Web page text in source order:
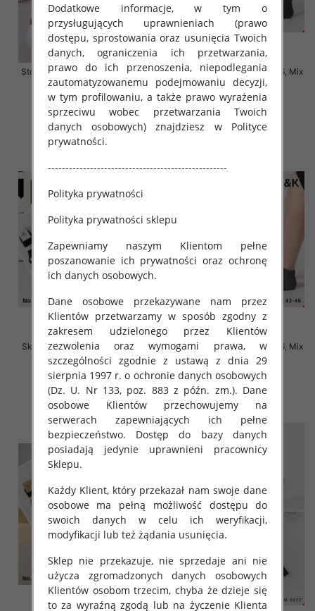
Stopki męskie Roz 39-46, 1 kolor
Paczka 40 szt
2.80 zł
szczegóły
Skarpety męskie Roz 40-46, Mix
kolor Paczka 40 szt
2.20 zł
szczegóły
Skarpety męskie Roz 40-46, Mix
kolor Paczka 40 szt
2.20 zł
szczegóły
Skarpety męskie Roz 40-46, Mix
kolor Paczka 40 szt
2.20 zł
szczegóły
Dodatkowe informacje, w tym o
przysługujących uprawnieniach (prawo
dostępu, sprostowania oraz usunięcia Twoich
danych, ograniczenia ich przetwarzania,
prawo do ich przenoszenia, niepodlegania
zautomatyzowanemu podejmowaniu decyzji,
w tym profilowaniu, a także prawo wyrażenia
sprzeciwu wobec przetwarzania Twoich
danych osobowych) znajdziesz w Polityce
prywatności.
---------------------------------------------------
Polityka prywatności
Polityka prywatności sklepu
Zapewniamy naszym Klientom pełne
poszanowanie ich prywatności oraz ochronę
ich danych osobowych.
Dane osobowe przekazywane nam przez
Klientów przetwarzamy w sposób zgodny z
zakresem udzielonego przez Klientów
zezwolenia oraz wymogami prawa, w
szczególności zgodnie z ustawą z dnia 29
sierpnia 1997 r. o ochronie danych osobowych
(Dz. U. Nr 133, poz. 883 z późn. zm.). Dane
osobowe Klientów przechowujemy na
serwerach zapewniających ich pełne
bezpieczeństwo. Dostęp do bazy danych
posiadają jedynie uprawnieni pracownicy
Sklepu.
Każdy Klient, który przekazał nam swoje dane
osobowe ma pełną możliwość dostępu do
swoich danych w celu ich weryfikacji,
modyfikacji lub też żądania usunięcia.
Sklep nie przekazuje, nie sprzedaje ani nie
użycza zgromadzonych danych osobowych
Klientów osobom trzecim, chyba że dzieje się
to za wyraźną zgodą lub na życzenie Klienta